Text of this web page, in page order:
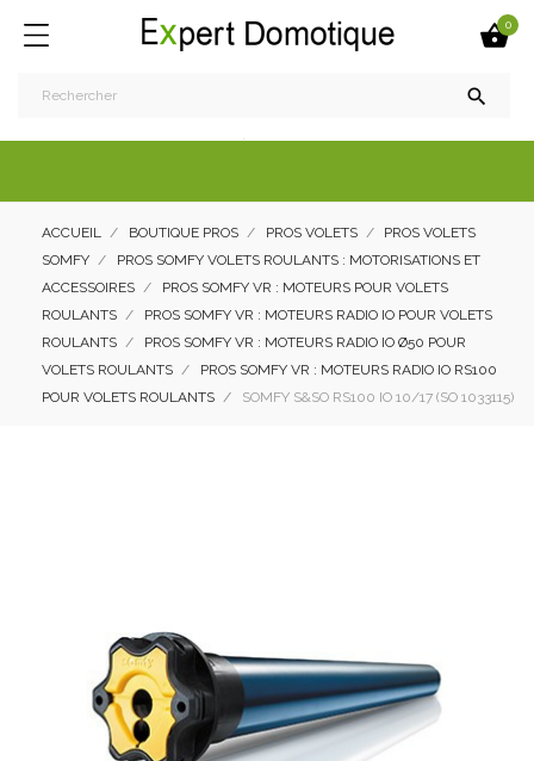
0

ACCUEIL BOUTIQUE PROS PROS VOLETS
PROS VOLETS
SOMFY
PROS SOMFY VOLETS ROULANTS : MOTORISATIONS ET
ACCESSOIRES
PROS SOMFY VR : MOTEURS POUR VOLETS
ROULANTS
PROS SOMFY VR : MOTEURS RADIO IO POUR VOLETS
ROULANTS
PROS SOMFY VR : MOTEURS RADIO IO Ø50 POUR
VOLETS ROULANTS
PROS SOMFY VR : MOTEURS RADIO IO RS100
POUR VOLETS ROULANTS
SOMFY S&SO RS100 IO 10/17 (SO 1033115)